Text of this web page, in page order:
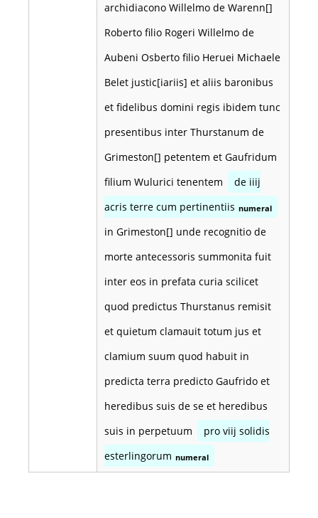
archidiacono Willelmo de Warenn[]
Roberto filio Rogeri Willelmo de
Aubeni Osberto filio Heruei Michaele
Belet justic[iariis] et aliis baronibus
et fidelibus domini regis ibidem tunc
presentibus inter Thurstanum de
Grimeston[] petentem et Gaufridum
filium Wulurici tenentem
de iiij
acris terre cum pertinentiis numeral
in Grimeston[] unde recognitio de
morte antecessoris summonita fuit
inter eos in prefata curia scilicet
quod predictus Thurstanus remisit
et quietum clamauit totum jus et
clamium suum quod habuit in
predicta terra predicto Gaufrido et
heredibus suis de se et heredibus
suis in perpetuum
pro viij solidis
esterlingorum numeral